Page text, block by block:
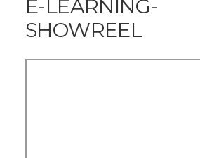
E-LEARNING-
SHOWREEL